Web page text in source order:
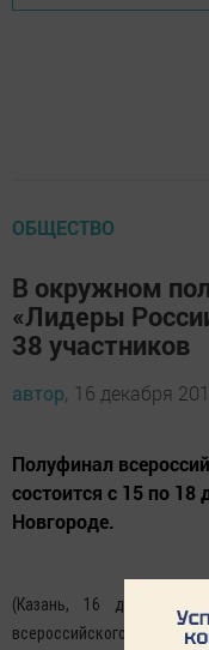
ОБЩЕСТВО
В окружном
«Лидеры
38 участников
автор, 16 декабря
Полуфинал
состоится с 15 по
Новгороде.
(Казань, 16 декабря,
всероссийского